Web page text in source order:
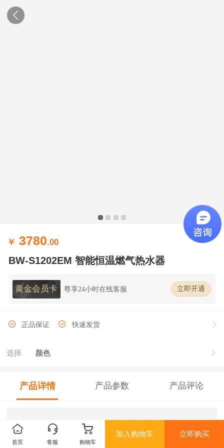
￥ 3780.00
BW-S1202EM 智能恒温燃气热水器
黄金会员卡 尊享24小时在线客服 立即开通
正品保证 快速发货
选择 颜色
产品详情 产品参数 产品评论
首页 客服 购物车
加入购物车 立即购买